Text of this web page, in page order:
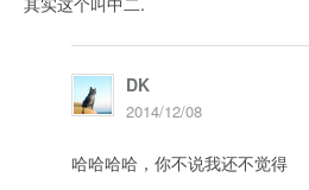
DK
2014/12/08
哈哈哈哈，你不说我还不觉得